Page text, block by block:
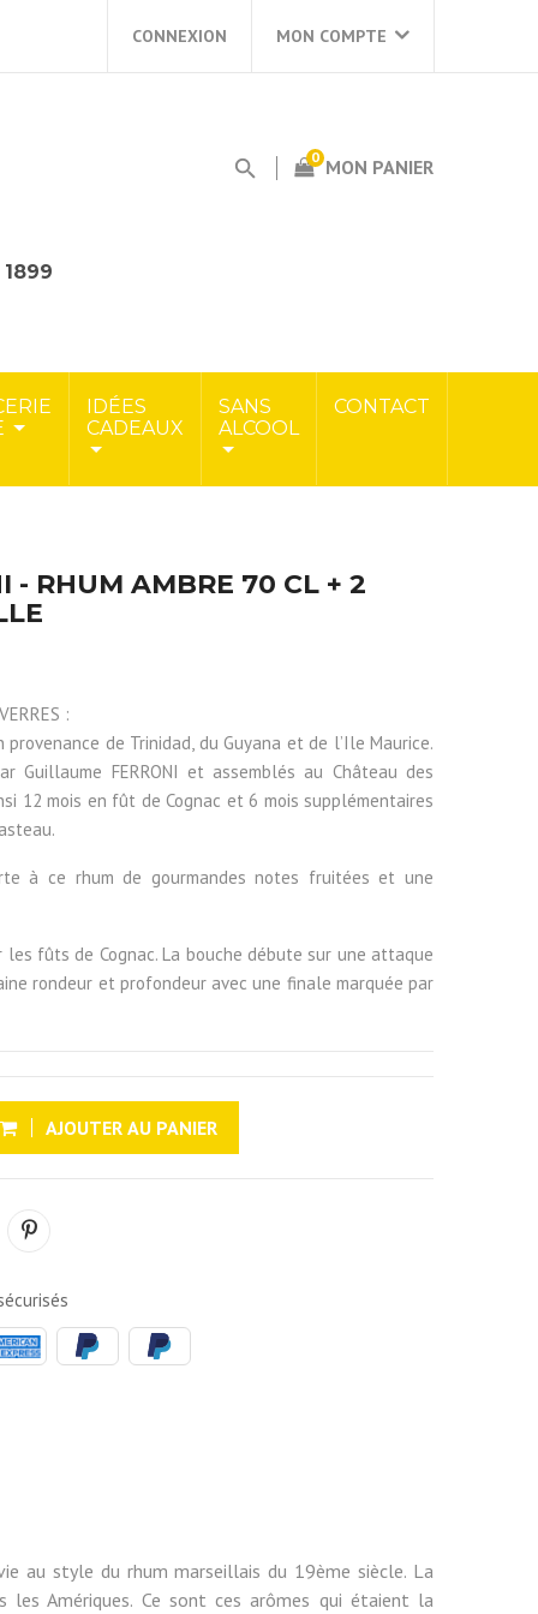
MON COMPTE
CONNEXION
MON PANIER
0
IDÉES
CADEAUX
SANS
ALCOOL
CONTACT
- RHUM AMBRE 70 CL + 2
:
de Trinidad, du Guyana et de l’Ile Maurice.
Guillaume FERRONI et assemblés au Château des
12 mois en fût de Cognac et 6 mois supplémentaires
à ce rhum de gourmandes notes fruitées et une
fûts de Cognac. La bouche débute sur une attaque
rondeur et profondeur avec une finale marquée par
AJOUTER AU PANIER
au style du rhum marseillais du 19ème siècle. La
Amériques. Ce sont ces arômes qui étaient la